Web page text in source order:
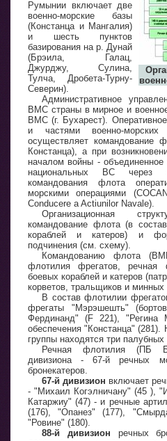
Румынии включает две
военно-морские базы
(Констанца и Мангалия)
и шесть пунктов
базирования на р. Дунай
(Брэила, Галац,
Джурджу, Сулина,
Тулча, Дробета-Турну-
Северин).
Административное
ВМС страны в мирное и
ВМС (г. Бухарест).
и частями военно-
осуществляет
Констанца), а при
началом войны - объединенное
национальных ВС через
командования флота
морскими операциями
Conducere a Actiunilor Navale).
Организационная
командование флота (в
кораблей и катеров) и
подчинения (см. схему).
Командованию флота
флотилия фрегатов, речная
боевых кораблей и катеров
корветов, тральщиков и минных
В состав флотилии
фрегаты "Мэрэшешть"
Фердинанд" (F 221), "Регина
обеспечения "Констанца" (281).
группы находятся три
Речная флотилия (ПБ
дивизиона - 67-й речных
бронекатеров.
67-й дивизион включает
- "Михаил Когэлничану" (45 ),
Катаржиу" (47) - и речные
(176), "Опанез" (177),
"Ровине" (180).
88-й дивизион речных